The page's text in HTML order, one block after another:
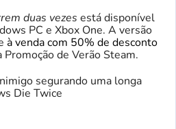
duas vezes está disponível
PC e Xbox One. A versão
à venda com 50% de desconto
Promoção de Verão Steam.